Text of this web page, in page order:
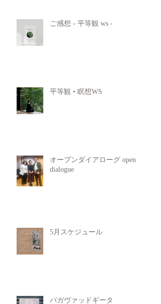
ご感想 - 平等観 ws -
平等観 • 瞑想WS
オープンダイアローグ open
dialogue
5月スケジュール
バガヴァッドギータ